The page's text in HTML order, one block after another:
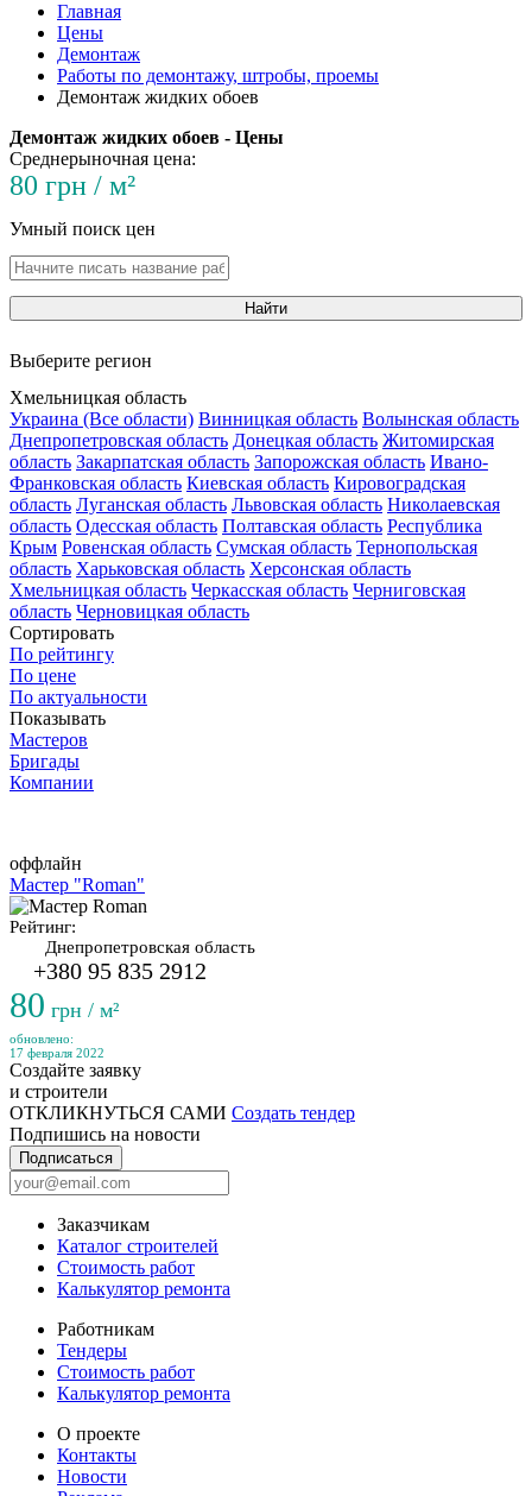
Главная
Цены
Демонтаж
Работы по демонтажу, штробы, проемы
Демонтаж жидких обоев
Демонтаж жидких обоев - Цены
Среднерыночная цена:
80 грн / м²
Умный поиск цен
Найти
Выберите регион
Хмельницкая область
Украина (Все области) Винницкая область Волынская область
Днепропетровская область Донецкая область Житомирская
область Закарпатская область Запорожская область Ивано-
Франковская область Киевская область Кировоградская
область Луганская область Львовская область Николаевская
область Одесская область Полтавская область Республика
Крым Ровенская область Сумская область Тернопольская
область Харьковская область Херсонская область
Хмельницкая область Черкасская область Черниговская
область Черновицкая область
Сортировать
По рейтингу
По цене
По актуальности
Показывать
Мастеров
Бригады
Компании
оффлайн
Мастер "Roman"
Рейтинг:
Днепропетровская область
+380 95 835 2912
80 грн / м²
обновлено:
17 февраля 2022
Создайте заявку
и строители
ОТКЛИКНУТЬСЯ САМИ Создать тендер
Подпишись на новости
Подписаться
Заказчикам
Каталог строителей
Стоимость работ
Калькулятор ремонта
Работникам
Тендеры
Стоимость работ
Калькулятор ремонта
О проекте
Контакты
Новости